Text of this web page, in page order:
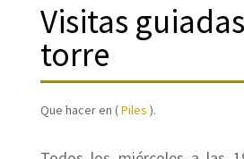
Visitas
torre
Que hacer en (Piles ).